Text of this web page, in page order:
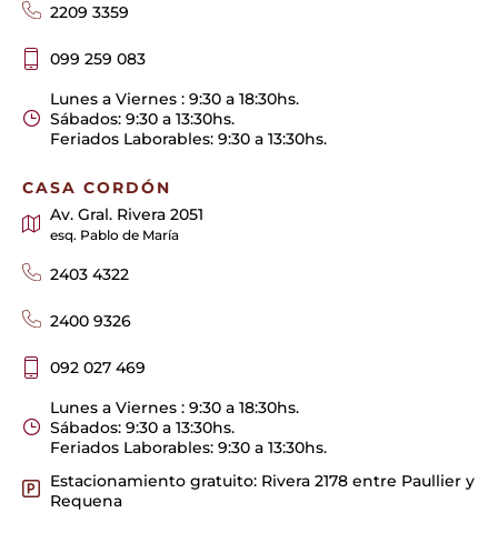
2209 3359
099 259 083
Lunes a Viernes : 9:30 a 18:30hs.
Sábados: 9:30 a 13:30hs.
Feriados Laborables: 9:30 a 13:30hs.
CASA CORDÓN
Av. Gral. Rivera 2051
esq. Pablo de María
2403 4322
2400 9326
092 027 469
Lunes a Viernes : 9:30 a 18:30hs.
Sábados: 9:30 a 13:30hs.
Feriados Laborables: 9:30 a 13:30hs.
Estacionamiento gratuito: Rivera 2178 entre Paullier y
Requena